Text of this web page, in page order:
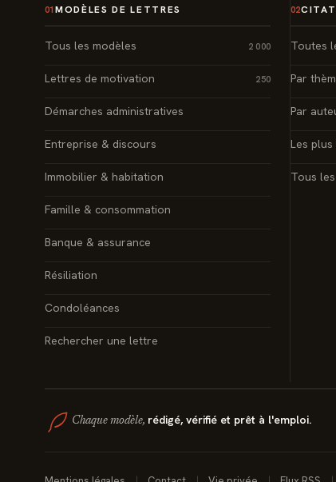
01 MODÈLES DE LETTRES
Tous les modèles 2 000
Lettres de motivation 250
Démarches administratives
Entreprise & discours
Immobilier & habitation
Famille & consommation
Banque & assurance
Résiliation
Condoléances
Rechercher une lettre
02
Toutes
Par
Par
Les
Tous
Chaque modèle, rédigé, vérifié et prêt à l'emploi.